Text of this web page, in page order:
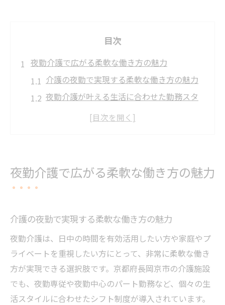
目次
夜勤介護で広がる柔軟な働き方の魅力
介護の夜勤で実現する柔軟な働き方の魅力
夜勤介護が叶える生活に合わせた勤務スタ
介護職ならではの夜勤の魅力と働くメリッ
介護職へ転職する際の夜勤勤務の重要性
夜勤介護で知っておきたい転職成功のコツ
介護職転職に役立つ夜勤の働き方ガイド
夜勤勤務が介護職転職に与えるプラスの影
響
夜勤介護で広がる柔軟な働き方の魅力
介護の夜勤で実現する柔軟な働き方の魅力
夜勤介護は、日中の時間を有効活用したい方や家庭やプ
ライベートを重視したい方にとって、非常に柔軟な働き
方が実現できる選択肢です。京都府長岡京市の介護施設
でも、夜勤専従や夜勤中心のパート勤務など、個々の生
活スタイルに合わせたシフト制度が導入されています。